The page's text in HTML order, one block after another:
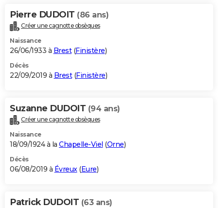
Pierre DUDOIT (86 ans)
Créer une cagnotte obsèques
Naissance
26/06/1933 à Brest(Finistère)
Décès
22/09/2019 à Brest(Finistère)
Suzanne DUDOIT (94 ans)
Créer une cagnotte obsèques
Naissance
18/09/1924 à la Chapelle-Viel (Orne)
Décès
06/08/2019 à Évreux(Eure)
Patrick DUDOIT (63 ans)